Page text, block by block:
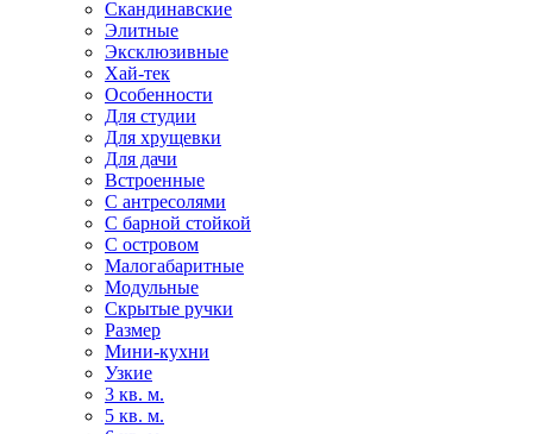
Скандинавские
Элитные
Эксклюзивные
Хай-тек
Особенности
Для студии
Для хрущевки
Для дачи
Встроенные
С антресолями
С барной стойкой
С островом
Малогабаритные
Модульные
Скрытые ручки
Размер
Мини-кухни
Узкие
3 кв. м.
5 кв. м.